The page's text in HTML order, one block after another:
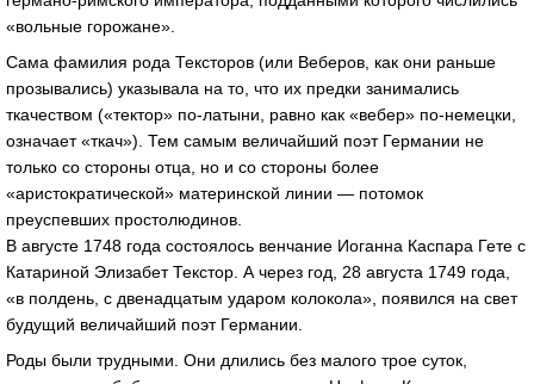
«вольные горожане».
Сама фамилия рода Тексторов (или Веберов, как они раньше
прозывались) указывала на то, что их предки занимались
ткачеством («тектор» по-латыни, равно как «вебер» по-немецки,
означает «ткач»). Тем самым величайший поэт Германии не
только со стороны отца, но и со стороны более
«аристократической» материнской линии — потомок
преуспевших простолюдинов.
В августе 1748 года состоялось венчание Иоганна Каспара Гете с
Катариной Элизабет Текстор. А через год, 28 августа 1749 года,
«в полдень, с двенадцатым ударом колокола», появился на свет
будущий величайший поэт Германии.
Роды были трудными. Они длились без малого трое суток,